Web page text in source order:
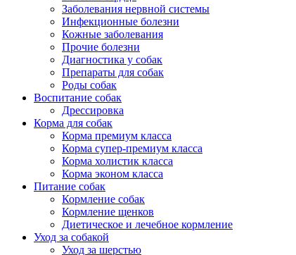
Заболевания нервной системы
Инфекционные болезни
Кожные заболевания
Прочие болезни
Диагностика у собак
Препараты для собак
Роды собак
Воспитание собак
Дрессировка
Корма для собак
Корма премиум класса
Корма супер-премиум класса
Корма холистик класса
Корма эконом класса
Питание собак
Кормление собак
Кормление щенков
Диетическое и лечебное кормление
Уход за собакой
Уход за шерстью